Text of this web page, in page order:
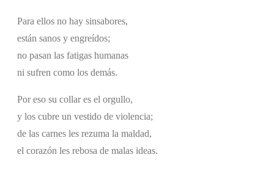
Para ellos no hay sinsabores,
están sanos y engreídos;
no pasan las fatigas humanas
ni sufren como los demás.
Por eso su collar es el orgullo,
y los cubre un vestido de violencia;
de las carnes les rezuma la maldad,
el corazón les rebosa de malas ideas.